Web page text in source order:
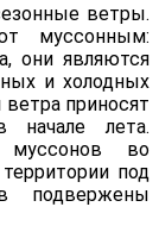
ветры.
муссонным:
они являются
и холодных
приносят
лета.
муссонов во
под
подвержены